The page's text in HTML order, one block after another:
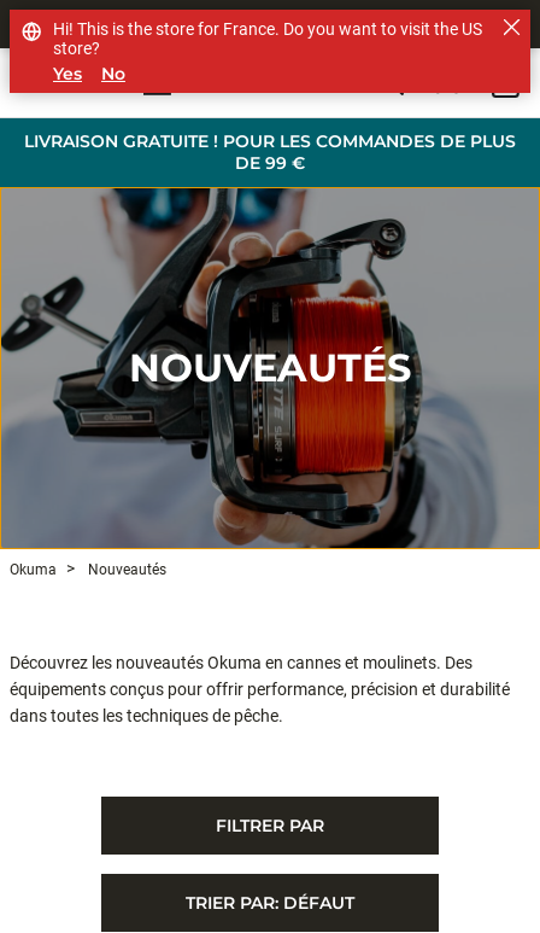
LIVRAISON GRATUITE ! POUR LES COMMANDES DE PLUS
DE 99 €
SHOP OTHER BRANDS
NOUVEAUTÉS
Okuma Nouveautés
Découvrez les nouveautés Okuma en cannes et moulinets. Des
équipements conçus pour offrir performance, précision et durabilité
dans toutes les techniques de pêche.
FILTRER PAR
TRIER PAR: DÉFAUT
Hi! This is the store for France. Do you want to visit the US
store?
Yes No